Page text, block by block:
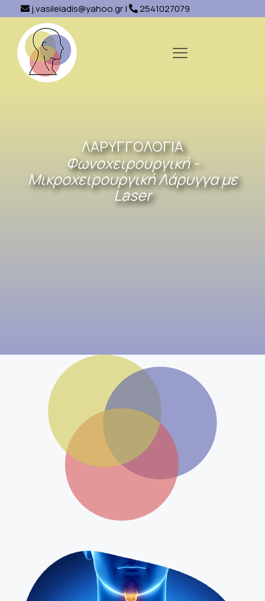
j.vasileiadis@yahoo.gr| 2541027079
ΛΑΡΥΓΓΟΛΟΓΙΑ
Φωνοχειρουργική -
Μικροχειρουργική Λάρυγγα με
Laser